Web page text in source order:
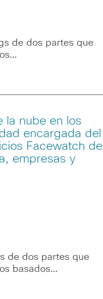
de dos partes que
la nube en los
encargada del
Facewatch del
empresas y
de dos partes que
basados…